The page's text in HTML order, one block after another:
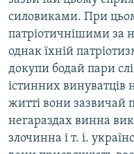
силовиками. При
патріотичнішими за
однак їхній
докупи бодай пари
істинних винуватців
житті вони зазвичай
негараздах винна
злочинна і т. і.